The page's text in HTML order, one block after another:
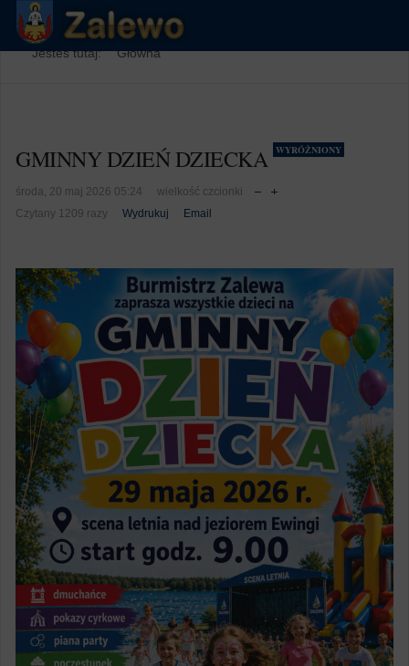
Jesteś tutaj: Główna
GMINNY DZIEŃ DZIECKA WYRÓŻNIONY
środa, 20 maj 2026 05:24
wielkość czcionki
Czytany 1209 razy
Wydrukuj Email